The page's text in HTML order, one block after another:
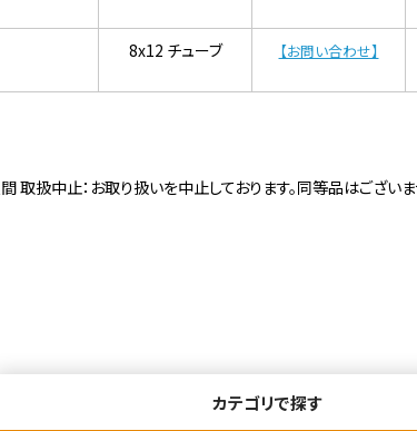
8x12 チューブ 【お問い合わせ】
中止：お取り扱いを中止しております。同等品はございま
カテゴリで探す